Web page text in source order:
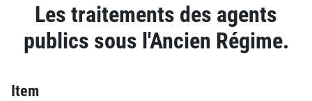
Les traitements des agents
publics sous l'Ancien Régime.
Item